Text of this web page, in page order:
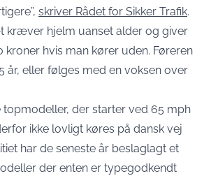
skriver Rådet for Sikker Trafik.
kræver hjelm uanset alder og giver
kroner hvis man kører uden. Føreren
år, eller følges med en voksen over
topmodeller, der starter ved 65 mph
ikke lovligt køres på dansk vej
har de seneste år beslaglagt et
der enten er typegodkendt